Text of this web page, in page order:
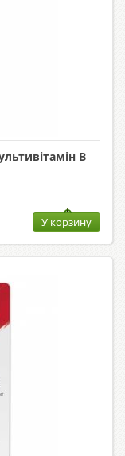
B
У корзину